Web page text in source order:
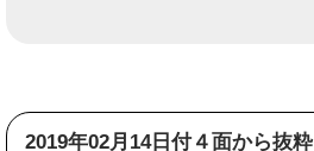
2019年02月14日付４面から抜粋